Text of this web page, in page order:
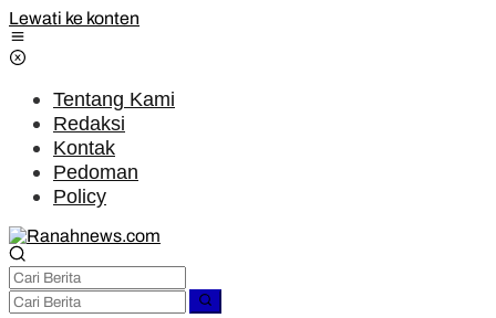
Lewati ke konten
Tentang Kami
Redaksi
Kontak
Pedoman
Policy